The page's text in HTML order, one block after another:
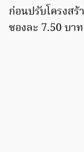
ก่อนปรับโครงสร้
ซองละ 7.50 บาท